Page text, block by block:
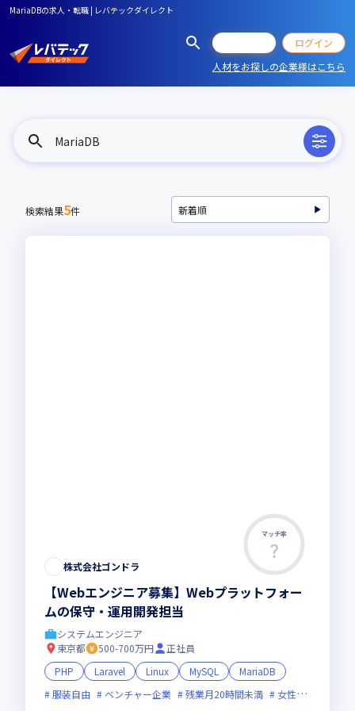
MariaDBの求人・転職 | レバテックダイレクト
ログイン
人材をお探しの企業様はこちら
MariaDB
検索結果5件
マッチ率
株式会社ゴンドラ
【Webエンジニア募集】Webプラットフォー
ムの保守・運用開発担当
システムエンジニア
東京都
500-700万円
正社員
PHP
Laravel Linux MySQL
MariaDB
服装自由
ベンチャー企業 残業月20時間未満 女性エンジニアが活躍中